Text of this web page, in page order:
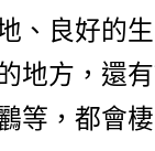
、良好的
地方，還
等，都會